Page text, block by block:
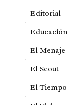
Editorial
Educación
El Menaje
El Scout
El Tiempo